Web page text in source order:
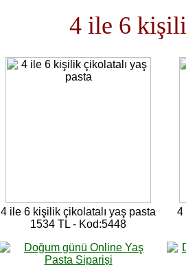
4 ile 6
4 ile 6 kişilik çikolatalı yaş pasta
1534 TL - Kod:5448
4